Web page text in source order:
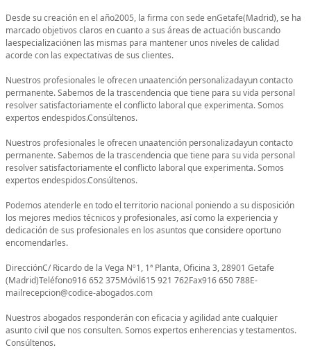
Desde su creación en el año2005, la firma con sede enGetafe(Madrid), se ha
marcado objetivos claros en cuanto a sus áreas de actuación buscando
laespecializaciónen las mismas para mantener unos niveles de calidad
acorde con las expectativas de sus clientes.
Nuestros profesionales le ofrecen unaatención personalizadayun contacto
permanente. Sabemos de la trascendencia que tiene para su vida personal
resolver satisfactoriamente el conflicto laboral que experimenta. Somos
expertos endespidos.Consúltenos.
Nuestros profesionales le ofrecen unaatención personalizadayun contacto
permanente. Sabemos de la trascendencia que tiene para su vida personal
resolver satisfactoriamente el conflicto laboral que experimenta. Somos
expertos endespidos.Consúltenos.
Podemos atenderle en todo el territorio nacional poniendo a su disposición
los mejores medios técnicos y profesionales, así como la experiencia y
dedicación de sus profesionales en los asuntos que considere oportuno
encomendarles.
DirecciónC/ Ricardo de la Vega Nº1, 1ª Planta, Oficina 3, 28901 Getafe
(Madrid)Teléfono916 652 375Móvil615 921 762Fax916 650 788E-
mailrecepcion@codice-abogados.com
Nuestros abogados responderán con eficacia y agilidad ante cualquier
asunto civil que nos consulten. Somos expertos enherencias y testamentos.
Consúltenos.